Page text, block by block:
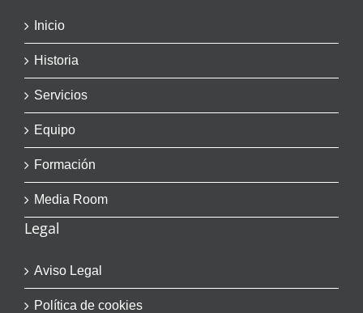
Inicio
Historia
Servicios
Equipo
Formación
Media Room
Legal
Aviso Legal
Política de cookies